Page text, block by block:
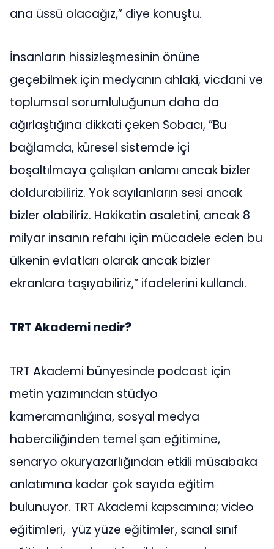
ana üssü olacağız,” diye konuştu.
İnsanların hissizleşmesinin önüne
geçebilmek için medyanın ahlaki, vicdani ve
toplumsal sorumluluğunun daha da
ağırlaştığına dikkati çeken Sobacı, ”Bu
bağlamda, küresel sistemde içi
boşaltılmaya çalışılan anlamı ancak bizler
doldurabiliriz. Yok sayılanların sesi ancak
bizler olabiliriz. Hakikatin asaletini, ancak 8
milyar insanın refahı için mücadele eden bu
ülkenin evlatları olarak ancak bizler
ekranlara taşıyabiliriz,” ifadelerini kullandı.
TRT Akademi nedir?
TRT Akademi bünyesinde podcast için
metin yazımından stüdyo
kameramanlığına, sosyal medya
haberciliğinden temel şan eğitimine,
senaryo okuryazarlığından etkili müsabaka
anlatımına kadar çok sayıda eğitim
bulunuyor. TRT Akademi kapsamına; video
eğitimleri, yüz yüze eğitimler, sanal sınıf